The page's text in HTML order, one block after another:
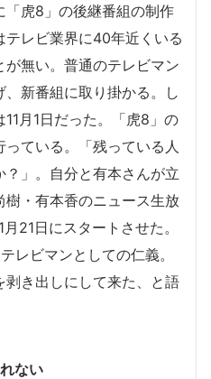
虎8」の後継番組の制作
レビ業界に40年近くいる
無い。普通のテレビマン
新番組に取り掛かる。し
月1日だった。「虎8」の
ている。「残っている人
」。自分と有本さんが立
・有本香のニュース生放
21日にスタートさせた。
レビマンとしての仁義。
き出しにして来た、と語
ない